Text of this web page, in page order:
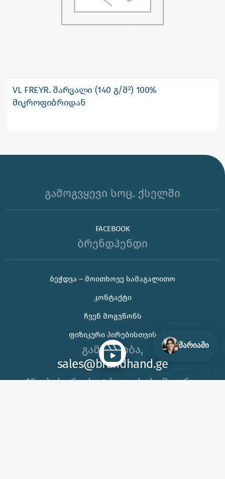
VL FREYR. შარვალი (140 გ/მ²) 100%
მიკროფიბრიდან
გამოგვყევი სოც. ქსელში
FACEBOOK
ბრენდჰენდი
ᲑᲔᲭᲓᲕᲐ – ᲛᲝᲘᲗᲮᲝᲕᲔ ᲡᲐᲛᲐᲒᲐᲚᲘᲗᲝ
ᲙᲝᲜᲢᲐᲥᲢᲘ
ᲩᲕᲔᲜ ᲛᲝᲒᲕᲬᲝᲜᲡ
ᲤᲘᲖᲘᲙᲣᲠᲘ ᲞᲘᲠᲔᲑᲘᲡᲗᲕᲘᲡ
გამარჯობა,
sales@brandhand.ge
15 აბუსერიძე ტბელის, სამგორი,
მარიამი
საჩუქრის ან ბრენდირებული პროდუქტის შერჩევაში
დახმარება გჭირდებათ, იცოდეთ აქ ვარ 😊